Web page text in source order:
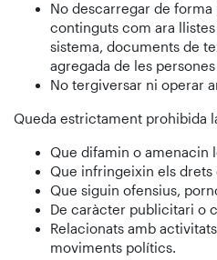
No descarregar de
continguts com ara
sistema, documents de
agregada de les
No tergiversar ni operar
Queda estrictament prohibida
Que difamin o amenacin
Que infringeixin els drets
Que siguin ofensius,
De caràcter publicitari o
Relacionats amb
moviments polítics.